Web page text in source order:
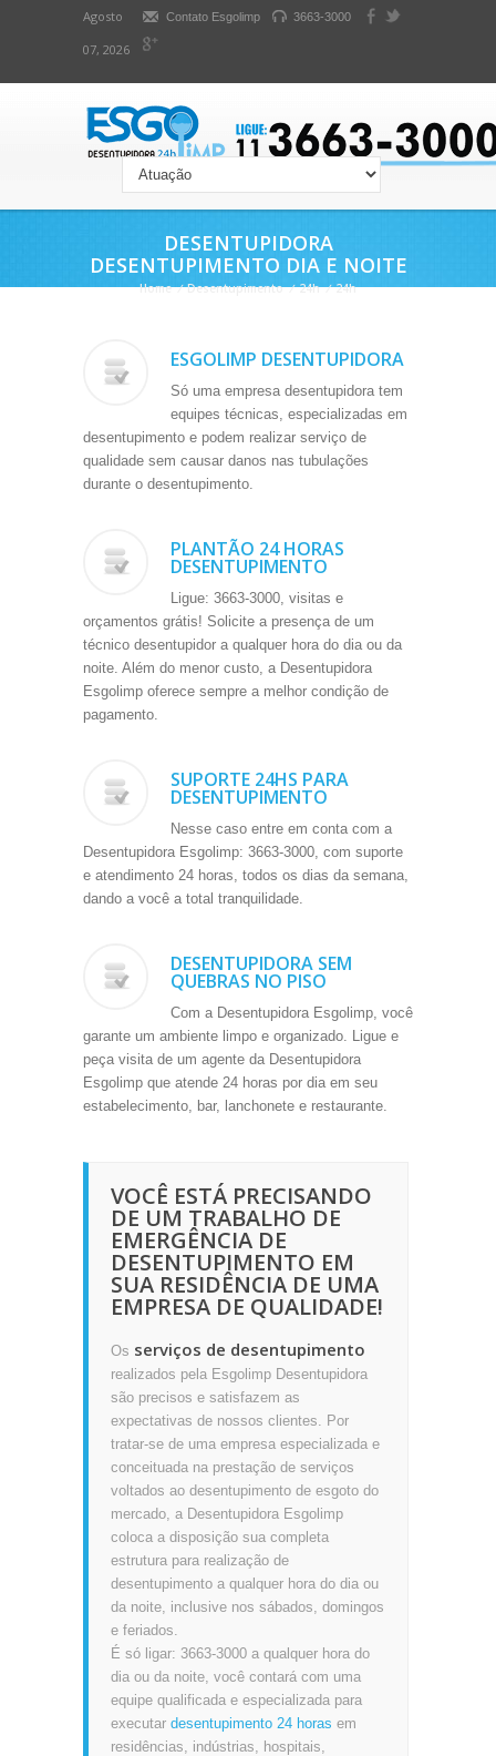
Agosto
07, 2026
Contato Esgolimp 3663-3000
DESENTUPIDORA
DESENTUPIMENTO DIA E NOITE
Home / Desentupimento / 24h / 24h
ESGOLIMP DESENTUPIDORA
Só uma empresa desentupidora tem
equipes técnicas, especializadas em
desentupimento e podem realizar serviço de
qualidade sem causar danos nas tubulações
durante o desentupimento.
PLANTÃO 24 HORAS
DESENTUPIMENTO
Ligue: 3663-3000, visitas e
orçamentos grátis! Solicite a presença de um
técnico desentupidor a qualquer hora do dia ou da
noite. Além do menor custo, a Desentupidora
Esgolimp oferece sempre a melhor condição de
pagamento.
SUPORTE 24HS PARA
DESENTUPIMENTO
Nesse caso entre em conta com a
Desentupidora Esgolimp: 3663-3000, com suporte
e atendimento 24 horas, todos os dias da semana,
dando a você a total tranquilidade.
DESENTUPIDORA SEM
QUEBRAS NO PISO
Com a Desentupidora Esgolimp, você
garante um ambiente limpo e organizado. Ligue e
peça visita de um agente da Desentupidora
Esgolimp que atende 24 horas por dia em seu
estabelecimento, bar, lanchonete e restaurante.
VOCÊ ESTÁ PRECISANDO
DE UM TRABALHO DE
EMERGÊNCIA DE
DESENTUPIMENTO EM
SUA RESIDÊNCIA DE UMA
EMPRESA DE QUALIDADE!
Os serviços de desentupimento
realizados pela Esgolimp Desentupidora
são precisos e satisfazem as
expectativas de nossos clientes. Por
tratar-se de uma empresa especializada e
conceituada na prestação de serviços
voltados ao desentupimento de esgoto do
mercado, a Desentupidora Esgolimp
coloca a disposição sua completa
estrutura para realização de
desentupimento a qualquer hora do dia ou
da noite, inclusive nos sábados, domingos
e feriados.
É só ligar: 3663-3000 a qualquer hora do
dia ou da noite, você contará com uma
equipe qualificada e especializada para
executar desentupimento 24 horas em
residências, indústrias, hospitais,